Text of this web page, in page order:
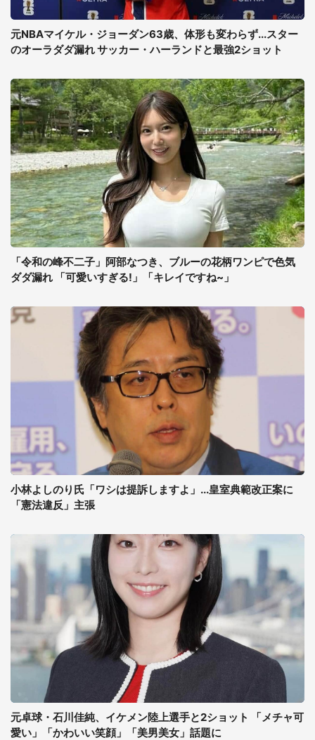
元NBAマイケル・ジョーダン63歳、体形も変わらず...スター
のオーラダダ漏れ サッカー・ハーランドと最強2ショット
「令和の峰不二子」阿部なつき、ブルーの花柄ワンピで色気
ダダ漏れ 「可愛いすぎる!」「キレイですね~」
小林よしのり氏「ワシは提訴しますよ」...皇室典範改正案に
「憲法違反」主張
元卓球・石川佳純、イケメン陸上選手と2ショット 「メチャ可
愛い」「かわいい笑顔」「美男美女」話題に